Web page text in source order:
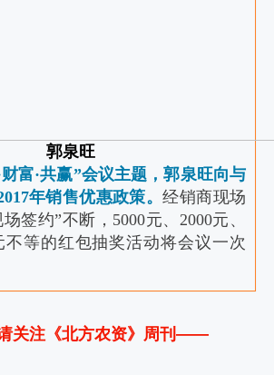
郭泉旺
财富·共赢”会议主题，郭泉旺向与
年销售优惠政策。经销商现场
签约”不断，5000元、2000元、
不等的红包抽奖活动将会议一次
关注《北方农资》周刊——